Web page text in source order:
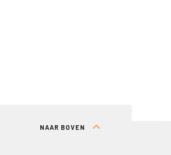
NAAR BOVEN